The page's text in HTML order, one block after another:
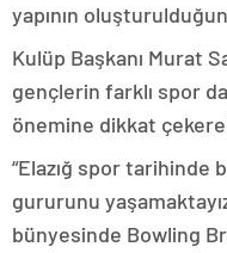
yapının
Kulüp Başkanı Murat
gençlerin farklı spor
önemine dikkat
“Elazığ spor
gururunu
bünyesinde Bowling